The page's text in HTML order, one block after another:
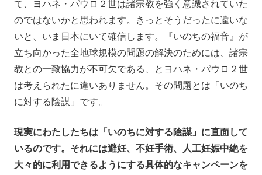
て、ヨハネ・パウロ２世は諸宗教を強く意識されていた
のではないかと思われます。きっとそうだったに違いな
いと、いま日本にいて確信します。『いのちの福音』が
立ち向かった全地球規模の問題の解決のためには、諸宗
教との一致協力が不可欠である、とヨハネ・パウロ２世
は考えられたに違いありません。その問題とは「いのち
に対する陰謀」です。
現実にわたしたちは「いのちに対する陰謀」に直面して
いるのです。それには避妊、不妊手術、人工妊娠中絶を
大々的に利用できるようにする具体的なキャンペーンを